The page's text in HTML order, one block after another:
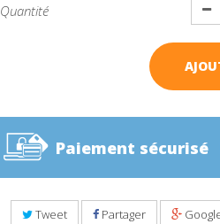
Quantité
Paiement sécurisé
Tweet Partager